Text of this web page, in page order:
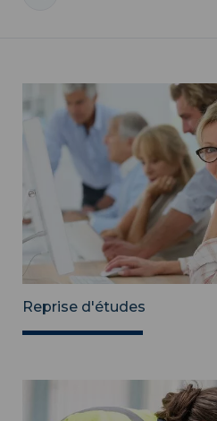
Reprise d'études